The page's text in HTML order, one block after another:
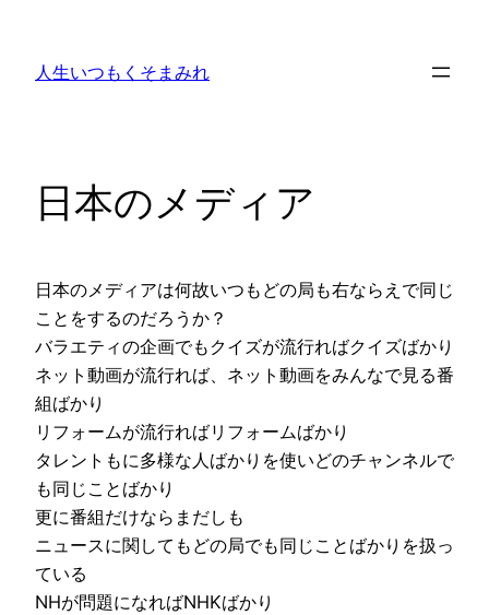
人生いつもくそまみれ
日本のメディア
日本のメディアは何故いつもどの局も右ならえで同じ
ことをするのだろうか？
バラエティの企画でもクイズが流行ればクイズばかり
ネット動画が流行れば、ネット動画をみんなで見る番
組ばかり
リフォームが流行ればリフォームばかり
タレントもに多様な人ばかりを使いどのチャンネルで
も同じことばかり
更に番組だけならまだしも
ニュースに関してもどの局でも同じことばかりを扱っ
ている
NHが問題になればNHKばかり